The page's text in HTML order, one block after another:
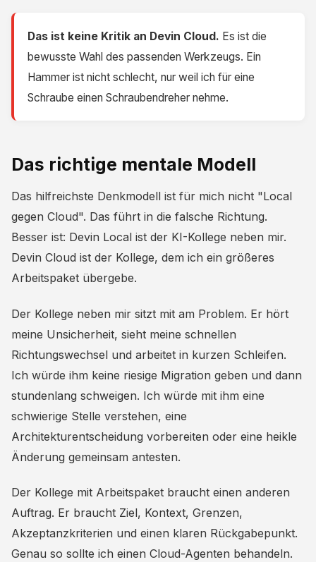
Das ist keine Kritik an Devin Cloud. Es ist die
bewusste Wahl des passenden Werkzeugs. Ein
Hammer ist nicht schlecht, nur weil ich für eine
Schraube einen Schraubendreher nehme.
Das richtige mentale Modell
Das hilfreichste Denkmodell ist für mich nicht "Local
gegen Cloud". Das führt in die falsche Richtung.
Besser ist: Devin Local ist der KI-Kollege neben mir.
Devin Cloud ist der Kollege, dem ich ein größeres
Arbeitspaket übergebe.
Der Kollege neben mir sitzt mit am Problem. Er hört
meine Unsicherheit, sieht meine schnellen
Richtungswechsel und arbeitet in kurzen Schleifen.
Ich würde ihm keine riesige Migration geben und dann
stundenlang schweigen. Ich würde mit ihm eine
schwierige Stelle verstehen, eine
Architekturentscheidung vorbereiten oder eine heikle
Änderung gemeinsam antesten.
Der Kollege mit Arbeitspaket braucht einen anderen
Auftrag. Er braucht Ziel, Kontext, Grenzen,
Akzeptanzkriterien und einen klaren Rückgabepunkt.
Genau so sollte ich einen Cloud-Agenten behandeln.